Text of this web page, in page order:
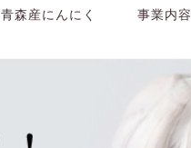
青森産にんにく 事業内容